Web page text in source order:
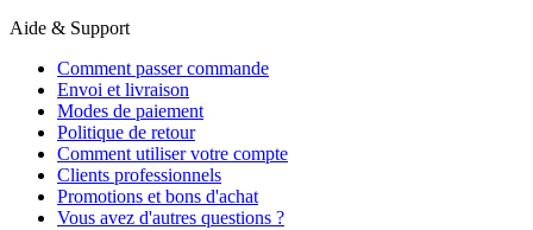
Aide & Support
Comment passer commande
Envoi et livraison
Modes de paiement
Politique de retour
Comment utiliser votre compte
Clients professionnels
Promotions et bons d'achat
Vous avez d'autres questions ?